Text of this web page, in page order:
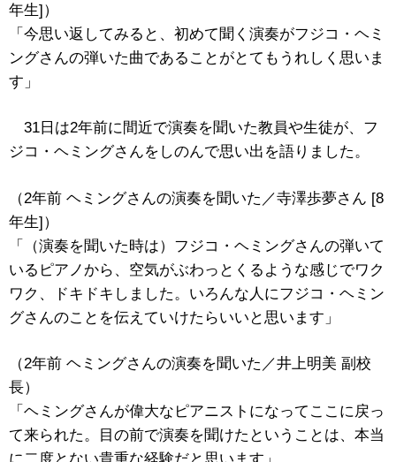
年生]）
「今思い返してみると、初めて聞く演奏がフジコ・ヘミ
ングさんの弾いた曲であることがとてもうれしく思いま
す」
31日は2年前に間近で演奏を聞いた教員や生徒が、フ
ジコ・ヘミングさんをしのんで思い出を語りました。
（2年前 ヘミングさんの演奏を聞いた／寺澤歩夢さん [8
年生]）
「（演奏を聞いた時は）フジコ・ヘミングさんの弾いて
いるピアノから、空気がぶわっとくるような感じでワク
ワク、ドキドキしました。いろんな人にフジコ・ヘミン
グさんのことを伝えていけたらいいと思います」
（2年前 ヘミングさんの演奏を聞いた／井上明美 副校
長）
「ヘミングさんが偉大なピアニストになってここに戻っ
て来られた。目の前で演奏を聞けたということは、本当